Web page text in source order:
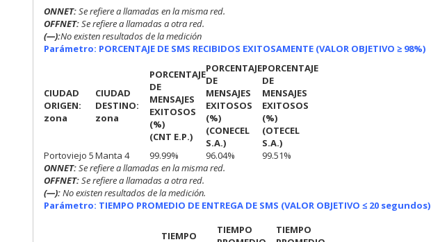
ONNET:Se refiere a llamadas en la misma red.
OFFNET:Se refiere a llamadas a otra red.
(—):No existen resultados de la medición
Parámetro: PORCENTAJE DE SMS RECIBIDOS EXITOSAMENTE (VALOR OBJETIVO ≥ 98%)
CIUDAD
ORIGEN:
zona
CIUDAD
DESTINO:
zona
PORCENTAJE
DE
MENSAJES
EXITOSOS
(%)
(CNT E.P.)
PORCENTAJE
DE
MENSAJES
EXITOSOS
(%)
(CONECEL
S.A.)
PORCENTAJE
DE
MENSAJES
EXITOSOS
(%)
(OTECEL
S.A.)
Portoviejo 5Manta 4 99.99% 96.04%
99.51%
ONNET:Se refiere a llamadas en la misma red.
OFFNET:Se refiere a llamadas a otra red.
(—):No existen resultados de la medición.
Parámetro: TIEMPO PROMEDIO DE ENTREGA DE SMS (VALOR OBJETIVO ≤ 20 segundos)
TIEMPO
TIEMPO
TIEMPO